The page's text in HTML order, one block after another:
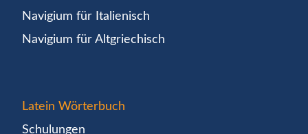
Navigium für Italienisch
Navigium für Altgriechisch
Latein Wörterbuch
Schulungen